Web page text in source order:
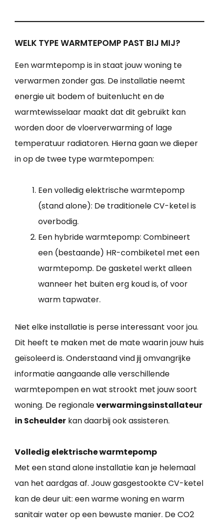
WELK TYPE WARMTEPOMP PAST BIJ MIJ?
Een warmtepomp is in staat jouw woning te
verwarmen zonder gas. De installatie neemt
energie uit bodem of buitenlucht en de
warmtewisselaar maakt dat dit gebruikt kan
worden door de vloerverwarming of lage
temperatuur radiatoren. Hierna gaan we dieper
in op de twee type warmtepompen:
Een volledig elektrische warmtepomp
(stand alone): De traditionele CV-ketel is
overbodig.
Een hybride warmtepomp: Combineert
een (bestaande) HR-combiketel met een
warmtepomp. De gasketel werkt alleen
wanneer het buiten erg koud is, of voor
warm tapwater.
Niet elke installatie is perse interessant voor jou.
Dit heeft te maken met de mate waarin jouw huis
geïsoleerd is. Onderstaand vind jij omvangrijke
informatie aangaande alle verschillende
warmtepompen en wat strookt met jouw soort
woning. De regionaleverwarmingsinstallateur
in Scheulder kan daarbij ook assisteren.
Volledig elektrische warmtepomp
Met een stand alone installatie kan je helemaal
van het aardgas af. Jouw gasgestookte CV-ketel
kan de deur uit: een warme woning en warm
sanitair water op een bewuste manier. De CO2